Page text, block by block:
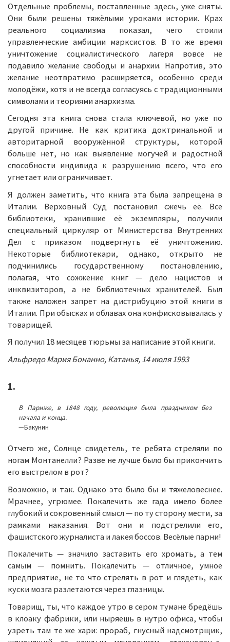
Отдельные проблемы, поставленные здесь, уже сняты.
Они были решены тяжёлыми уроками истории. Крах
реального социализма показал, чего стоили
управленческие амбиции марксистов. В то же время
уничтожение социалистического лагеря вовсе не
подавило желание свободы и анархии. Напротив, это
желание неотвратимо расширяется, особенно среди
молодёжи, хотя и не всегда согласуясь с традиционными
символами и теориями анархизма.
Сегодня эта книга снова стала ключевой, но уже по
другой причине. Не как критика доктринальной и
авторитарной вооружённой структуры, которой
больше нет, но как выявление могучей и радостной
способности индивида к разрушению всего, что его
угнетает или ограничивает.
Я должен заметить, что книга эта была запрещена в
Италии. Верховный Суд постановил сжечь её. Все
библиотеки, хранившие её экземпляры, получили
специальный циркуляр от Министерства Внутренних
Дел с приказом подвергнуть её уничтожению.
Некоторые библиотекари, однако, открыто не
подчинились государственному постановлению,
полагая, что сожжение книг — дело нацистов и
инквизиторов, а не библиотечных хранителей. Был
также наложен запрет на дистрибуцию этой книги в
Италии. При обысках и облавах она конфисковывалась у
товарищей.
Я получил 18 месяцев тюрьмы за написание этой книги.
Альфредо Мария Бонанно, Катанья, 14 июля 1993
1.
В Париже, в 1848 году, революция была праздником без
начала и конца.
—Бакунин
Отчего же, Солнце свидетель, те ребята стреляли по
ногам Монтанелли? Разве не лучше было бы прикончить
его выстрелом в рот?
Возможно, и так. Однако это было бы и тяжеловеснее.
Мрачнее, угрюмее. Покалечить же гада имело более
глубокий и сокровенный смысл — по ту сторону мести, за
рамками наказания. Вот они и подстрелили его,
фашистского журналиста и лакея боссов. Весёлые парни!
Покалечить — значило заставить его хромать, а тем
самым — помнить. Покалечить — отличное, умное
предприятие, не то что стрелять в рот и глядеть, как
куски мозга разлетаются через глазницы.
Товарищ, ты, что каждое утро в сером тумане бредёшь
в клоаку фабрики, или ныряешь в нутро офиса, чтобы
узреть там те же хари: прораб, гнусный надсмотрщик,